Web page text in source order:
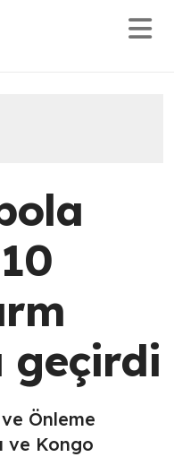
geçirdi
Önleme
ve Kongo